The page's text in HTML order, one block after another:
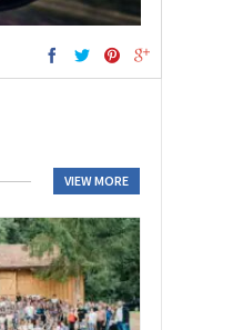
VIEW MORE